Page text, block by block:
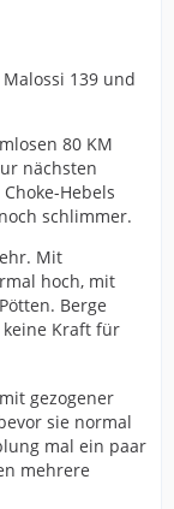
139 und
80 KM
nächsten
Hebels
schlimmer.
Mit
hoch, mit
Berge
keine Kraft für
gezogener
sie normal
mal ein paar
mehrere